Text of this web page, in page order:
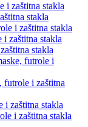
i zaštitna stakla
stakla
i zaštitna stakla
i zaštitna stakla
stakla
futrole i
futrole i zaštitna
i zaštitna stakla
i zaštitna stakla